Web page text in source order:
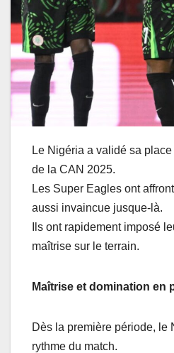
Le Nigéria a validé sa
de la CAN 2025.
Les Super Eagles ont
aussi invaincue jusque-là.
Ils ont rapidement imposé
maîtrise sur le terrain.
Maîtrise et domination en
Dès la première période, le
rythme du match.